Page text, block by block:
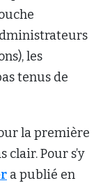
les
tenus de
la première
clair. Pour s’y
a publié en